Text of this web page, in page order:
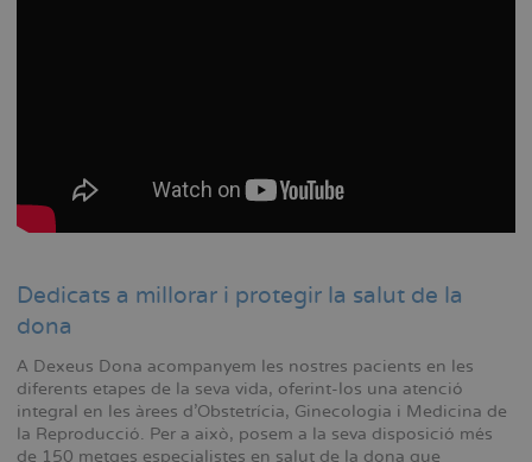
Dedicats a millorar i protegir la salut de la
dona
A Dexeus Dona acompanyem les nostres pacients en les
diferents etapes de la seva vida, oferint-los una atenció
integral en les àrees d'Obstetrícia, Ginecologia i Medicina de
la Reproducció. Per a això, posem a la seva disposició més
de 150 metges especialistes en salut de la dona que